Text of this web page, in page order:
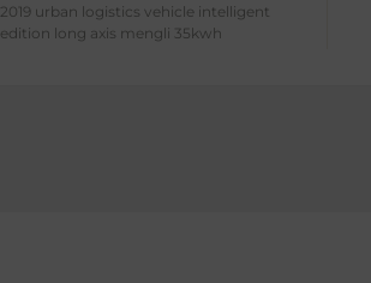
2019 urban logistics vehicle intelligent
edition long axis mengli 35kwh